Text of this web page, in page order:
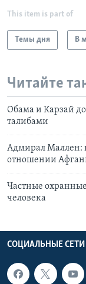
This item is part of
Темы дня В
Читайте
Обама и Карзай
талибами
Адмирал Маллен:
отношении
Частные
человека
СОЦИАЛЬНЫЕ СЕТИ